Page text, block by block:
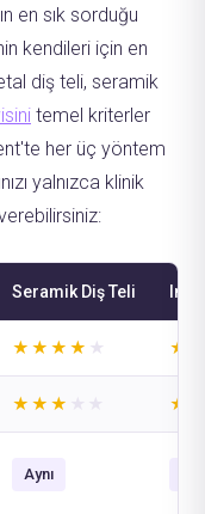
en sık sorduğu
kendileri için en
diş teli, seramik
temel kriterler
her üç yöntem
yalnızca klinik
Seramik Diş Teli
★★★★ ★
★★★
Aynı